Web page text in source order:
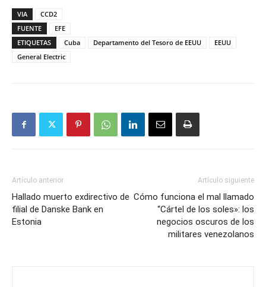
VIA
CCD2
FUENTE
EFE
ETIQUETAS
Cuba Departamento del Tesoro de EEUU
EEUU
General Electric
Artículo anterior
Hallado muerto exdirectivo de
filial de Danske Bank en
Estonia
Artículo siguiente
Cómo funciona el mal llamado
“Cártel de los soles»: los
negocios oscuros de los
militares venezolanos